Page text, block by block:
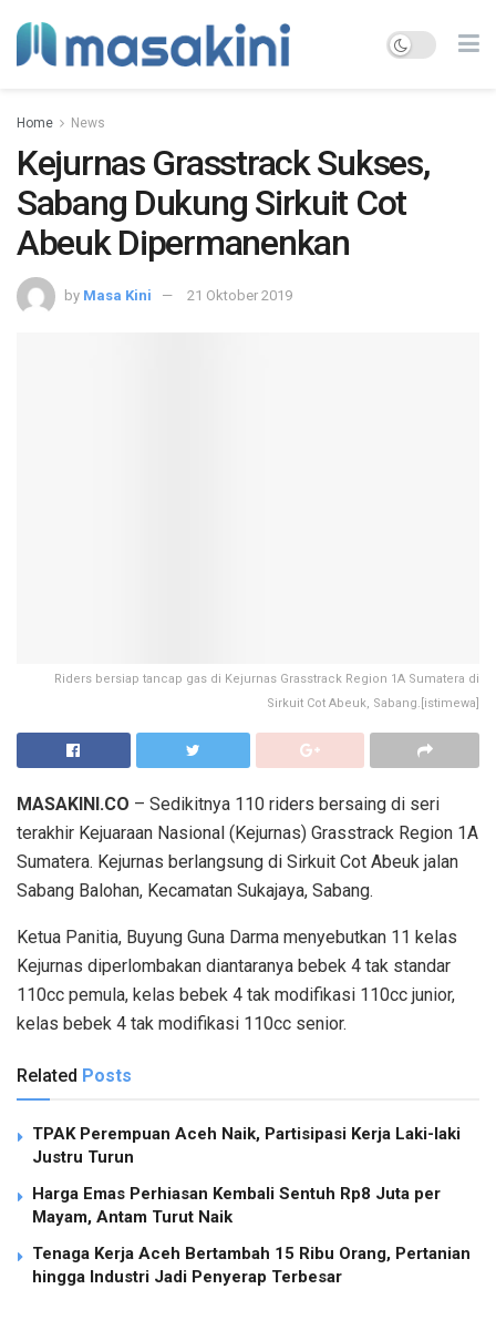
Home News
Kejurnas Grasstrack Sukses,
Sabang Dukung Sirkuit Cot
Abeuk Dipermanenkan
by Masa Kini 21 Oktober 2019
Riders bersiap tancap gas di Kejurnas Grasstrack Region 1A Sumatera di
Sirkuit Cot Abeuk, Sabang.[istimewa]
MASAKINI.CO – Sedikitnya 110 riders bersaing di seri
terakhir Kejuaraan Nasional (Kejurnas) Grasstrack Region 1A
Sumatera. Kejurnas berlangsung di Sirkuit Cot Abeuk jalan
Sabang Balohan, Kecamatan Sukajaya, Sabang.
Ketua Panitia, Buyung Guna Darma menyebutkan 11 kelas
Kejurnas diperlombakan diantaranya bebek 4 tak standar
110cc pemula, kelas bebek 4 tak modifikasi 110cc junior,
kelas bebek 4 tak modifikasi 110cc senior.
Related Posts
TPAK Perempuan Aceh Naik, Partisipasi Kerja Laki-laki
Justru Turun
Harga Emas Perhiasan Kembali Sentuh Rp8 Juta per
Mayam, Antam Turut Naik
Tenaga Kerja Aceh Bertambah 15 Ribu Orang, Pertanian
hingga Industri Jadi Penyerap Terbesar